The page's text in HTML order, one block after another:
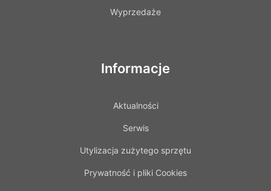
Wyprzedaże
Informacje
Aktualności
Serwis
Utylizacja zużytego sprzętu
Prywatność i pliki Cookies